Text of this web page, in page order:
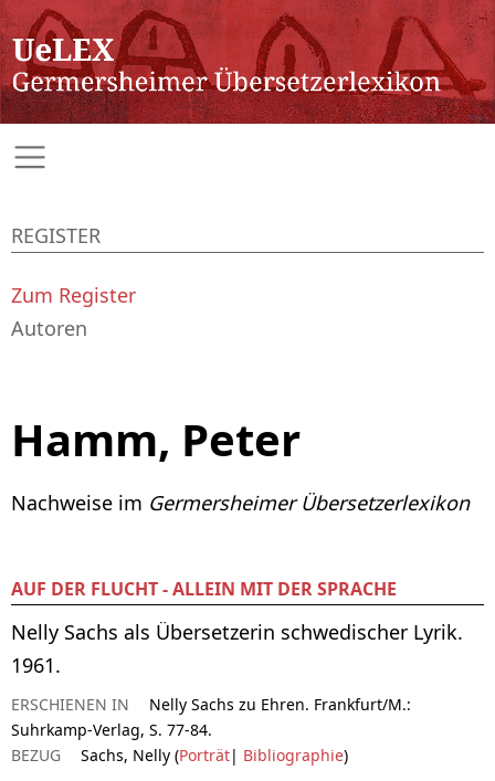
Hamm, Peter
Nachweise im Germersheimer Übersetzerlexikon
AUF DER FLUCHT - ALLEIN MIT DER SPRACHE
Nelly Sachs als Übersetzerin schwedischer Lyrik.
1961.
ERSCHIENEN IN
Nelly Sachs zu Ehren. Frankfurt/M.:
Suhrkamp-Verlag, S. 77-84.
BEZUG
Sachs, Nelly (Porträt| Bibliographie)
REGISTER
Zum Register
Autoren